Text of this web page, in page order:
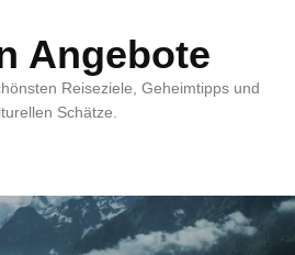
Angebote
Reiseziele, Geheimtipps und
Schätze.